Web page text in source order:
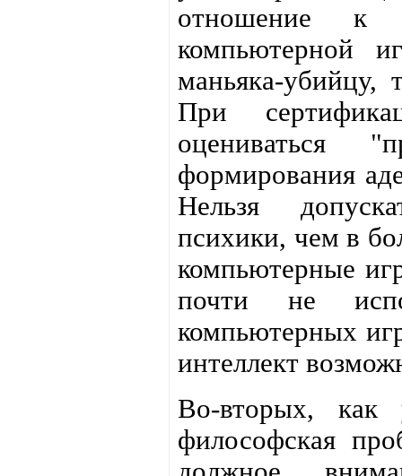
отношение к
компьютерной
маньяка-убийцу,
При
оцениваться
формирования
Нельзя
психики, чем в
компьютерные
почти не
компьютерных
интеллект
Во-вторых, как
философская